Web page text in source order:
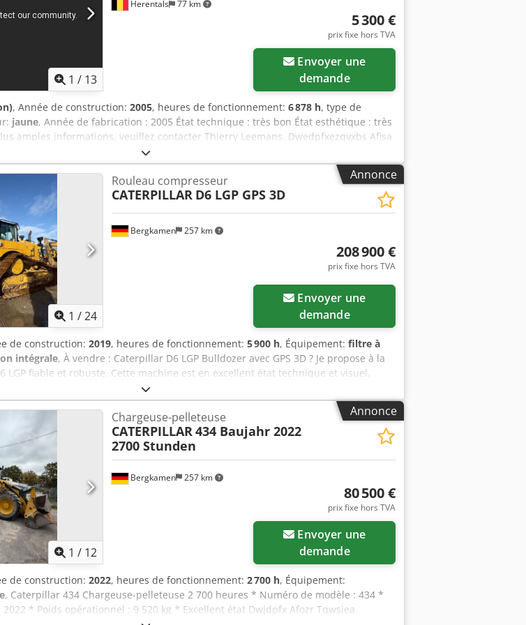
d’huile sur la partie inférieure de la cabine.
1 / 13
Herentals 77 km
5 300 €
prix fixe hors TVA
demande
, Année de construction: 2005, heures de fonctionnement: 6 878 h, type de
jaune, Année de fabrication : 2005 État technique : très bon État esthétique : très
amples informations, veuillez contacter Thierry Leemans. Dwedpfxezqvxbs Afisa
Annonce
1 /24
Bergkamen 257 km
Rouleau compresseur
CATERPILLAR D6 LGP GPS 3D
208 900 €
prix fixe hors TVA
demande
de construction: 2019, heures de fonctionnement: 5 900 h, Équipement: filtre à
intégrale, À vendre : Caterpillar D6 LGP Bulldozer avec GPS 3D ? Je propose à la
LGP fiable et robuste. Cette machine est en excellent état technique et visuel,
Caractéristiques techniques : * Modèle : Caterpillar D6 LGP * Heures de
* Châssis : en bon état, opérationnel * Puissance : performante et efficace
* Poids : env. 20 tonnes (selon l'équipement) Équipements : * Chenilles LGP larges
au sol * Cabine confort avec chauffage et climatisation * Commande joystick
* Système hydraulique entièrement fonctionnel * Entretien régulièrement effectué
parfaitement et a toujours été soigneusement entretenue. Aucun défaut
pour les travaux de terrassement, la construction de digues, le profilage de
applications. Visite & transport : * Localisation : Bergkamen * Visite sur rendez-
pouvant être organisé
Annonce
1 / 12
Bergkamen 257 km
Chargeuse-pelleteuse
CATERPILLAR434 Baujahr 2022
2700 Stunden
80 500 €
prix fixe hors TVA
demande
de construction: 2022, heures de fonctionnement: 2 700 h, Équipement:
, Caterpillar 434 Chargeuse-pelleteuse 2 700 heures * Numéro de modèle : 434 *
* Poids opérationnel : 9 520 kg * Excellent état Dwjdpfx Afozr Tqwsiea